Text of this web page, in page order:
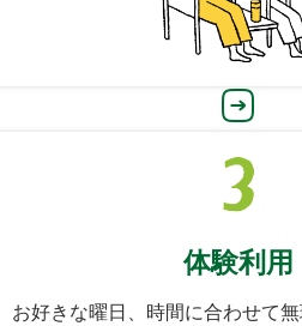
体験利用
お好きな曜日、時間に合わせて